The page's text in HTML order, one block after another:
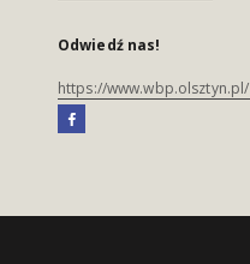
Odwiedź nas!
https://www.wbp.olsztyn.pl/